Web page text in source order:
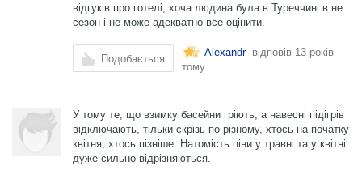
відгуків про готелі, хоча людина була в Туреччині в не
сезон і не може адекватно все оцінити.
Подобається
Alexandr- відповів 13 років
тому
У тому те, що взимку басейни гріють, а навесні підігрів
відключають, тільки скрізь по-різному, хтось на початку
квітня, хтось пізніше. Натомість ціни у травні та у квітні
дуже сильно відрізняються.